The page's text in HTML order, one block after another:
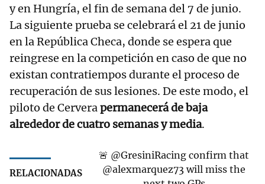
y en Hungría, el fin de semana del 7 de junio.
La siguiente prueba se celebrará el 21 de junio
en la República Checa, donde se espera que
reingrese en la competición en caso de que no
existan contratiempos durante el proceso de
recuperación de sus lesiones. De este modo, el
piloto de Cerverapermanecerá de baja
alrededor de cuatro semanas y media.
RELACIONADAS
🚨 @GresiniRacing confirm that
@alexmarquez73 will miss the